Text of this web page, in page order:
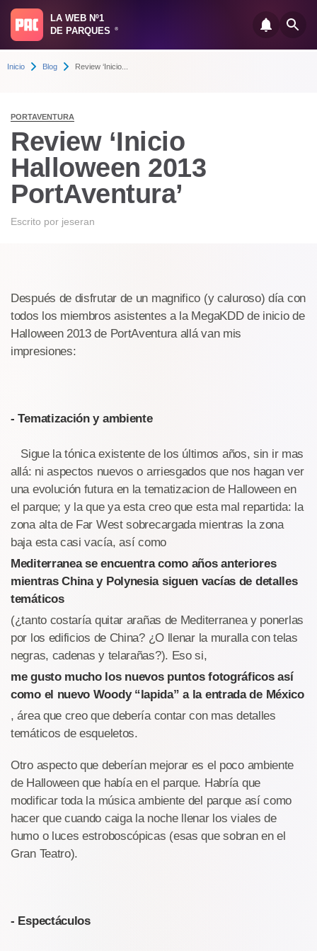
LA WEB Nº1
DE PARQUES
®
Inicio Blog Review ‘Inicio...
PORTAVENTURA
Review ‘Inicio
Halloween 2013
PortAventura’
Escrito por jeseran
Después de disfrutar de un magnifico (y caluroso) día con
todos los miembros asistentes a la MegaKDD de inicio de
Halloween 2013 de PortAventura allá van mis
impresiones:
- Tematización y ambiente
Sigue la tónica existente de los últimos años, sin ir mas
allá: ni aspectos nuevos o arriesgados que nos hagan ver
una evolución futura en la tematizacion de Halloween en
el parque; y la que ya esta creo que esta mal repartida: la
zona alta de Far West sobrecargada mientras la zona
baja esta casi vacía, así como
Mediterranea se encuentra como años anteriores
mientras China y Polynesia siguen vacías de detalles
temáticos
(¿tanto costaría quitar arañas de Mediterranea y ponerlas
por los edificios de China? ¿O llenar la muralla con telas
negras, cadenas y telarañas?). Eso si,
me gusto mucho los nuevos puntos fotográficos así
como el nuevo Woody “lapida” a la entrada de México
, área que creo que debería contar con mas detalles
temáticos de esqueletos.
Otro aspecto que deberían mejorar es el poco ambiente
de Halloween que había en el parque. Habría que
modificar toda la música ambiente del parque así como
hacer que cuando caiga la noche llenar los viales de
humo o luces estroboscópicas (esas que sobran en el
Gran Teatro).
- Espectáculos